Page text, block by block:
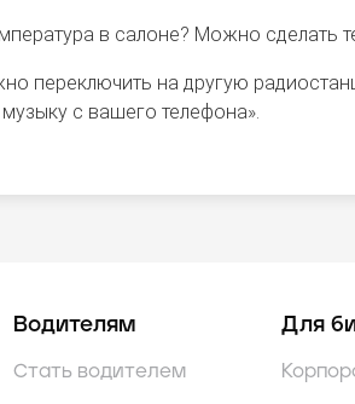
в салоне? Можно сделать
переключить на другую
с вашего телефона».
Водителям
Стать водителем
Для